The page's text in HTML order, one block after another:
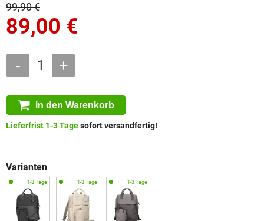
99,90 €
89,00 €
- +
in den Warenkorb
Lieferfrist 1-3 Tagesofort versandfertig!
Varianten